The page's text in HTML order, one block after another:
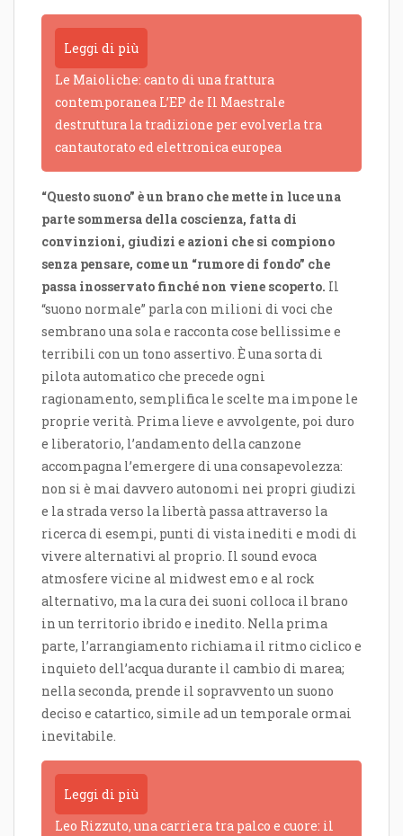
Leggi di più
Le Maioliche: canto di una frattura
contemporanea L’EP de Il Maestrale
destruttura la tradizione per evolverla tra
cantautorato ed elettronica europea
“Questo suono” è un brano che mette in luce una
parte sommersa della coscienza, fatta di
convinzioni, giudizi e azioni che si compiono
senza pensare, come un “rumore di fondo” che
passa inosservato finché non viene scoperto. Il
“suono normale” parla con milioni di voci che
sembrano una sola e racconta cose bellissime e
terribili con un tono assertivo. È una sorta di
pilota automatico che precede ogni
ragionamento, semplifica le scelte ma impone le
proprie verità. Prima lieve e avvolgente, poi duro
e liberatorio, l’andamento della canzone
accompagna l’emergere di una consapevolezza:
non si è mai davvero autonomi nei propri giudizi
e la strada verso la libertà passa attraverso la
ricerca di esempi, punti di vista inediti e modi di
vivere alternativi al proprio. Il sound evoca
atmosfere vicine al midwest emo e al rock
alternativo, ma la cura dei suoni colloca il brano
in un territorio ibrido e inedito. Nella prima
parte, l’arrangiamento richiama il ritmo ciclico e
inquieto dell’acqua durante il cambio di marea;
nella seconda, prende il sopravvento un suono
deciso e catartico, simile ad un temporale ormai
inevitabile.
Leggi di più
Leo Rizzuto, una carriera tra palco e cuore: il